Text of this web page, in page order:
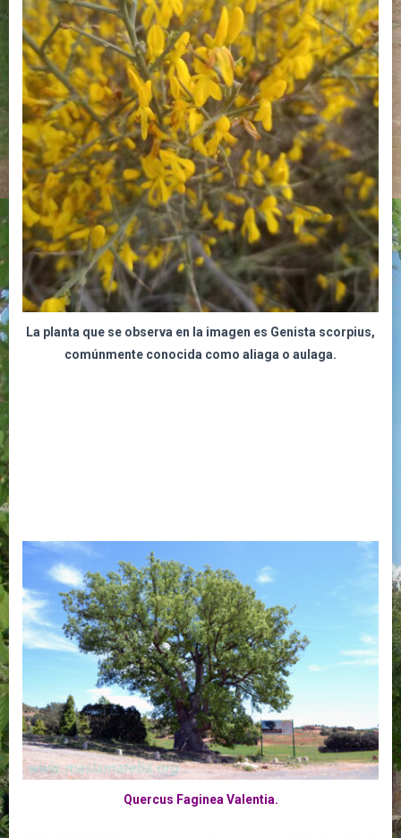
La planta que se observa en la imagen es Genista scorpius,
comúnmente conocida como aliaga o aulaga.
Quercus Faginea Valentia.